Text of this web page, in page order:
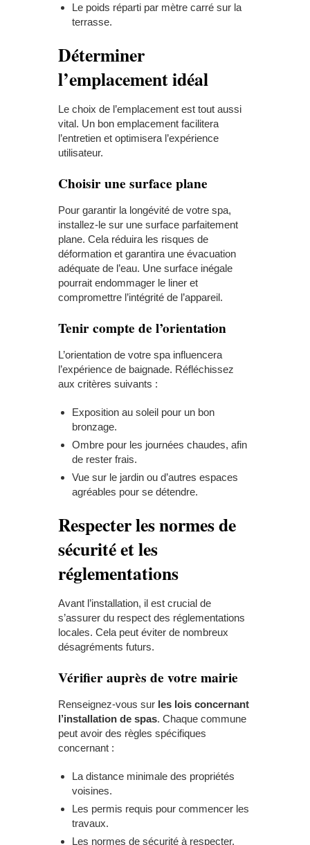
Le poids réparti par mètre carré sur la
terrasse.
Déterminer
l’emplacement idéal
Le choix de l’emplacement est tout aussi
vital. Un bon emplacement facilitera
l’entretien et optimisera l’expérience
utilisateur.
Choisir une surface plane
Pour garantir la longévité de votre spa,
installez-le sur une surface parfaitement
plane. Cela réduira les risques de
déformation et garantira une évacuation
adéquate de l’eau. Une surface inégale
pourrait endommager le liner et
compromettre l’intégrité de l’appareil.
Tenir compte de l’orientation
L’orientation de votre spa influencera
l’expérience de baignade. Réfléchissez
aux critères suivants :
Exposition au soleil pour un bon
bronzage.
Ombre pour les journées chaudes, afin
de rester frais.
Vue sur le jardin ou d’autres espaces
agréables pour se détendre.
Respecter les normes de
sécurité et les
réglementations
Avant l’installation, il est crucial de
s’assurer du respect des réglementations
locales. Cela peut éviter de nombreux
désagréments futurs.
Vérifier auprès de votre mairie
Renseignez-vous sur les lois concernant
l’installation de spas. Chaque commune
peut avoir des règles spécifiques
concernant :
La distance minimale des propriétés
voisines.
Les permis requis pour commencer les
travaux.
Les normes de sécurité à respecter.